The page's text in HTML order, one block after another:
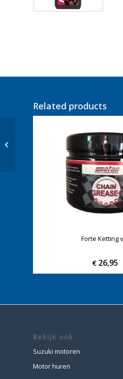
Related products
Forte Ketting
€ 26,95
Bekijk ook
Suzuki motoren
Motor huren
Motul 7100 10W50